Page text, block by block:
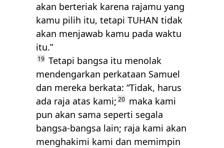
akan berteriak karena rajamu yang
kamu pilih itu, tetapi TUHAN tidak
akan menjawab kamu pada waktu
itu.”
19 Tetapi bangsa itu menolak
mendengarkan perkataan Samuel
dan mereka berkata: “Tidak, harus
ada raja atas kami; 20 maka kami
pun akan sama seperti segala
bangsa-bangsa lain; raja kami akan
menghakimi kami dan memimpin